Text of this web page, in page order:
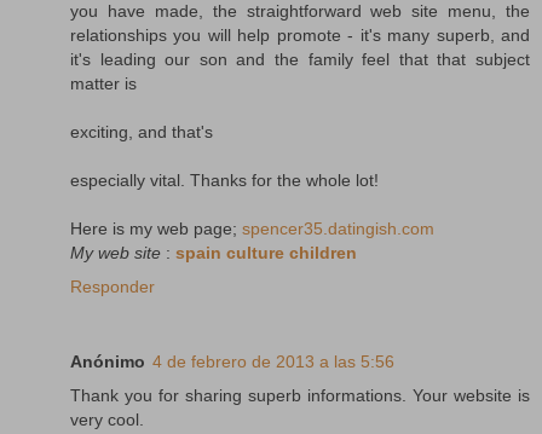
you have made, the straightforward web site menu, the
relationships you will help promote - it's many superb, and
it's leading our son and the family feel that that subject
matter is
exciting, and that's
especially vital. Thanks for the whole lot!
Here is my web page; spencer35.datingish.com
My web site : spain culture children
Responder
Anónimo 4 de febrero de 2013 a las 5:56
Thank you for sharing superb informations. Your website is
very cool.